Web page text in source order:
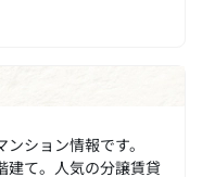
ション情報です。
建て。人気の分譲賃貸